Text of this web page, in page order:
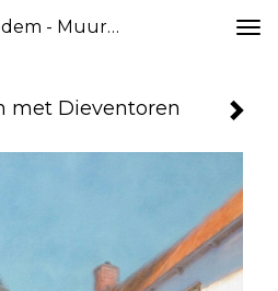
Annemiek Van Den Bedem - Muurhuizen Met Dieventoren
met Dieventoren